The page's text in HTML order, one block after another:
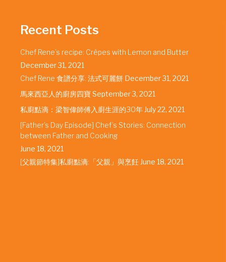
Recent Posts
Chef Rene’s recipe: Crêpes with Lemon and Butter
December 31, 2021
Chef Rene 食譜分享: 法式可麗餅 December 31, 2021
馬來西亞人的廚房四寶September 3, 2021
私廚點滴：梁智偉師傅入廚生涯的30年 July 22, 2021
[Father’s Day Episode] Chef’s Stories: Connection
between Father and Cooking
June 18, 2021
[父親節特集]私廚點滴:「父親」與烹飪 June 18, 2021